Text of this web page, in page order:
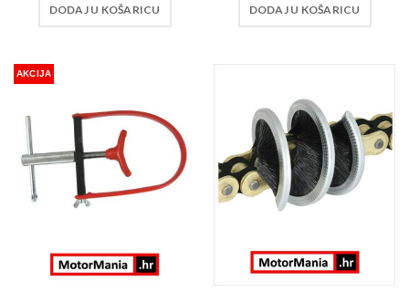
DODAJ U KOŠARICU DODAJ U KOŠARICU
AKCIJA